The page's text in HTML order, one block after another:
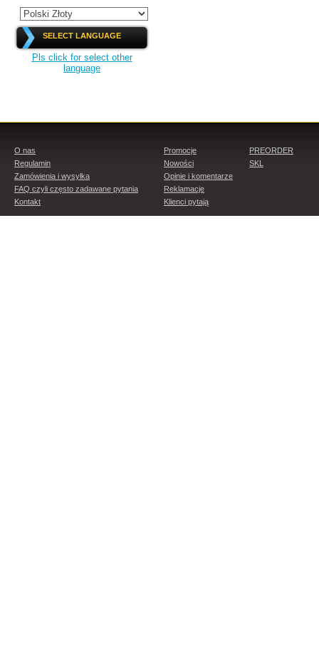
SELECT LANGUAGE
Pls click for select other
language
O nas
Regulamin
Zamówienia i wysyłka
FAQ czyli często zadawane pytania
Kontakt
Promocje
Nowości
Opinie i komentarze
Reklamacje
Klienci pytają
PREORDER
SKL